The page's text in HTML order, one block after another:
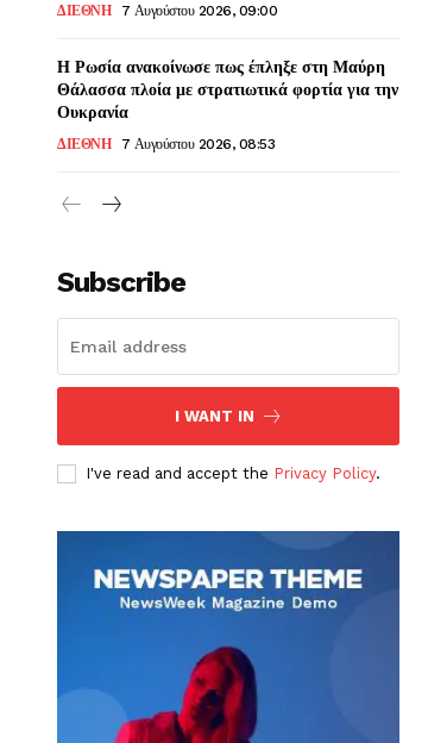
ΔΙΕΘΝΗ 7 Αυγούστου 2026, 09:00
Η Ρωσία ανακοίνωσε πως έπληξε στη Μαύρη
Θάλασσα πλοία με στρατιωτικά φορτία για την
Ουκρανία
ΔΙΕΘΝΗ 7 Αυγούστου 2026, 08:53
Subscribe
I WANT IN
I've read and accept the Privacy Policy.